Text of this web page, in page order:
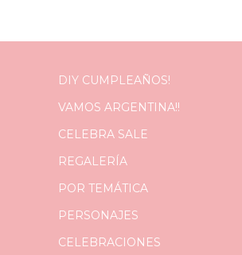
DIY CUMPLEAÑOS!
VAMOS ARGENTINA!!
CELEBRA SALE
REGALERÍA
POR TEMÁTICA
PERSONAJES
CELEBRACIONES